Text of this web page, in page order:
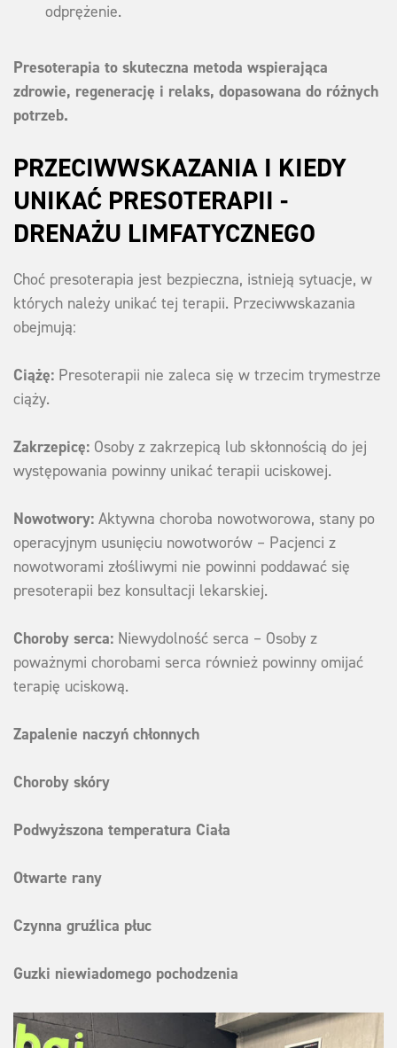
odprężenie.
Presoterapia to skuteczna metoda wspierająca
zdrowie, regenerację i relaks, dopasowana do różnych
potrzeb.
PRZECIWWSKAZANIA I KIEDY
UNIKAĆ PRESOTERAPII -
DRENAŻU LIMFATYCZNEGO
Choć presoterapia jest bezpieczna, istnieją sytuacje, w
których należy unikać tej terapii. Przeciwwskazania
obejmują:
Ciążę: Presoterapii nie zaleca się w trzecim trymestrze
ciąży.
Zakrzepicę: Osoby z zakrzepicą lub skłonnością do jej
występowania powinny unikać terapii uciskowej.
Nowotwory: Aktywna choroba nowotworowa, stany po
operacyjnym usunięciu nowotworów – Pacjenci z
nowotworami złośliwymi nie powinni poddawać się
presoterapii bez konsultacji lekarskiej.
Choroby serca: Niewydolność serca – Osoby z
poważnymi chorobami serca również powinny omijać
terapię uciskową.
Zapalenie naczyń chłonnych
Choroby skóry
Podwyższona temperatura Ciała
Otwarte rany
Czynna gruźlica płuc
Guzki niewiadomego pochodzenia